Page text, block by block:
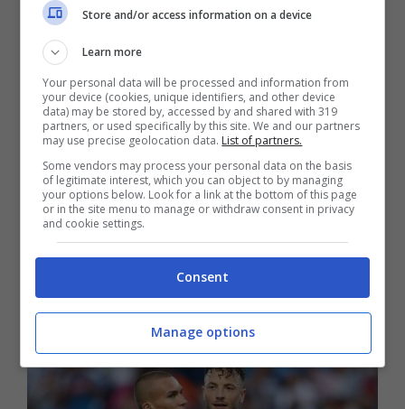
Quello che segue, èil comunicato ufficiale del
Diego Armando Maradona
allenamento serale per il Napoli che prepara la
sfida contro la Fiorentina, valida per l’ottava
giornata di Serie A, al Diego Armando
Maradona. La squadra ha cominciato
l’allenamento con la fase di attivazione a secco.
Successivamente si è svolto un lavoro tattico.
Chiusura a campo ridotto. Juan Jesus e Gollini
hanno lavorato in campo, in una tabella
personalizzata. Amir Rrahmani invece ha svolto
parte di lavoro in gruppo e parte in un lavoro
personalizzato”.
Store and/or access information on a device
Learn more
Your personal data will be processed and information from
your device (cookies, unique identifiers, and other device
data) may be stored by, accessed by and shared with 319
partners, or used specifically by this site. We and our partners
may use precise geolocation data. List of partners.
Some vendors may process your personal data on the basis
of legitimate interest, which you can object to by managing
your options below. Look for a link at the bottom of this page
or in the site menu to manage or withdraw consent in privacy
and cookie settings.
Consent
Manage options